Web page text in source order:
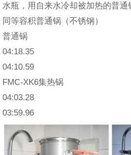
水瓶，用自来水冷却被加热的普通
同等容积普通锅（不锈钢）
普通锅
04:18.35
04:10.59
FMC-XK6集热锅
04:03.28
03:59.96